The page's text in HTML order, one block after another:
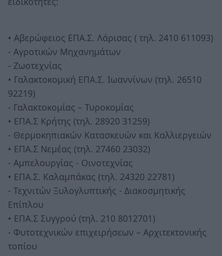
• Αβερώφειος ΕΠΑ.Σ. Λάρισας ( τηλ. 2410 611093)
- Αγροτικών Μηχανημάτων
- Ζωοτεχνίας
• Γαλακτοκομική ΕΠΑ.Σ. Ιωαννίνων (τηλ. 26510
92219)
- Γαλακτοκομίας – Τυροκομίας
• ΕΠΑ.Σ Κρήτης (τηλ. 28920 31259)
- Θερμοκηπιακών Κατασκευών και Καλλιεργειών
• ΕΠΑ.Σ Νεμέας (τηλ. 27460 23032)
- Αμπελουργίας - Οινοτεχνίας
• ΕΠΑ.Σ. Καλαμπάκας (τηλ. 24320 22781)
- Τεχνιτών Ξυλογλυπτικής - Διακοσμητικής
Επίπλου
• ΕΠΑ.Σ Συγγρού (τηλ. 210 8012701)
- Φυτοτεχνικών επιχειρήσεων – Αρχιτεκτονικής
τοπίου